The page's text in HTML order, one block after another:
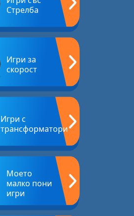
Стрелба
Игри за
скорост
Игри с
трансформатори
Моето
малко пони
игри